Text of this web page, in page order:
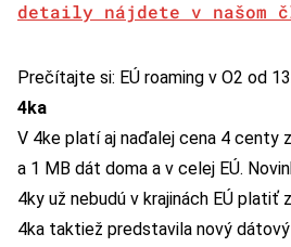
detaily nájdete v našom
Prečítajte si: EÚ roaming v O2 od
4ka
V 4ke platí aj naďalej cena 4 centy
a 1 MB dát doma a v celej EÚ.
4ky už nebudú v krajinách EÚ platiť
4ka taktiež predstavila nový dátový